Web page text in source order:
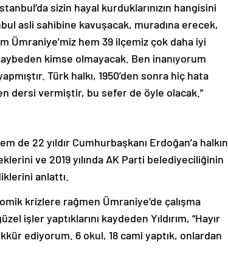
sizin hayal kurduklarınızın hangisini
asli sahibine kavuşacak, muradına erecek,
hem 39 ilçemiz çok daha iyi
kimse olmayacak. Ben inanıyorum
Türk halkı, 1950’den sonra hiç hata
dersi vermiştir, bu sefer de öyle olacak.”
de 22 yıldır Cumhurbaşkanı Erdoğan’a halkın
ve 2019 yılında AK Parti belediyeciliğinin
anlattı.
krizlere rağmen Ümraniye’de çalışma
işler yaptıklarını kaydeden Yıldırım, “Hayır
ediyorum. 6 okul, 18 cami yaptık, onlardan